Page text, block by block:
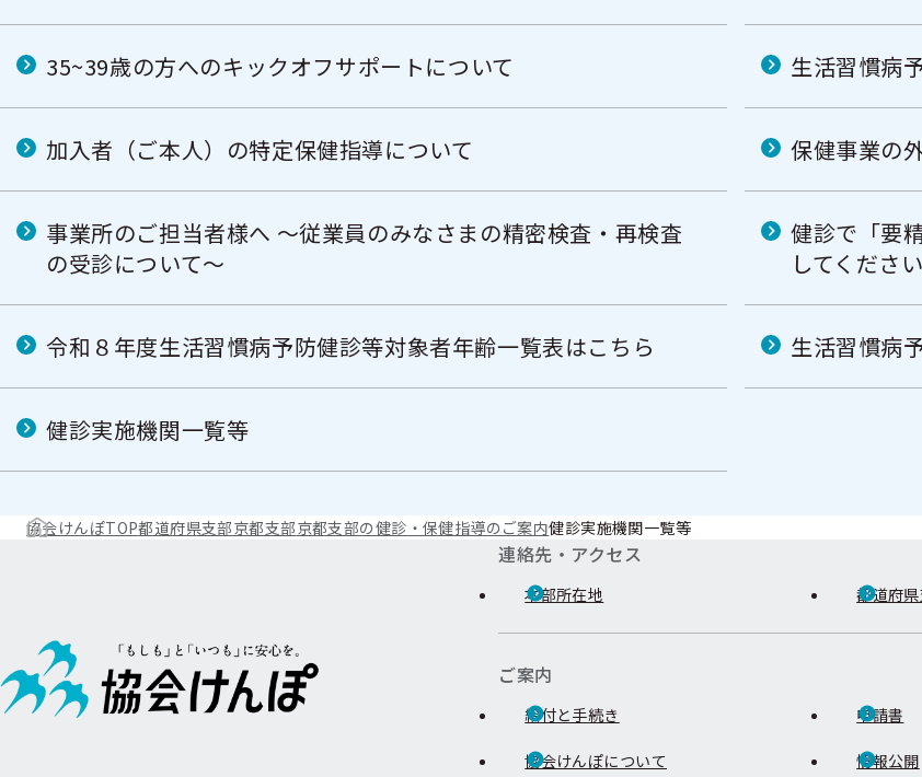
35~39歳の方へのキックオフサポートについて 生活習慣病
加入者（ご本人）の特定保健指導について 保健事業の
事業所のご担当者様へ ～従業員のみなさまの精密検査・再検査
の受診について～
健診で「要
してください
令和８年度生活習慣病予防健診等対象者年齢一覧表はこちら 生活習慣病
健診実施機関一覧等
協会けんぽTOP都道府県支部京都支部京都支部の健診・保健指導のご案内健診実施機関一覧等
連絡先・アクセス
本部所在地 都道府
ご案内
給付と手続き 申請書
協会けんぽについて 情報公開